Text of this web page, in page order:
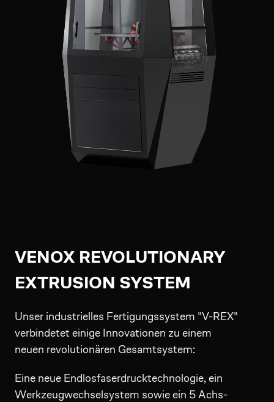
VENOX REVOLUTIONARY
EXTRUSION SYSTEM
Unser industrielles Fertigungssystem "V-REX"
verbindetet einige Innovationen zu einem
neuen revolutionären Gesamtsystem:
Eine neue Endlosfaserdrucktechnologie, ein
Werkzeugwechselsystem sowie ein 5 Achs-